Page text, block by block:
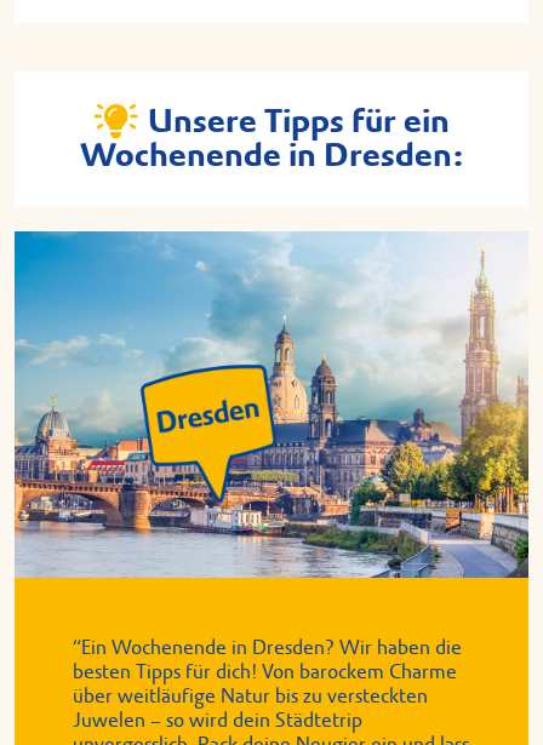
Unsere Tipps für ein
Wochenende in Dresden:
“Ein Wochenende in Dresden? Wir haben die
besten Tipps für dich! Von barockem Charme
über weitläufige Natur bis zu versteckten
Juwelen – so wird dein Städtetrip